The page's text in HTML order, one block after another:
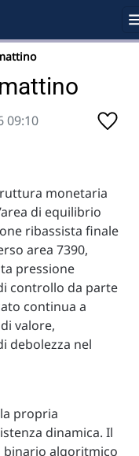
09:10
monetaria
di equilibrio
ribassista finale
area 7390,
pressione
controllo da parte
continua a
valore,
debolezza nel
propria
dinamica. Il
binario algoritmico